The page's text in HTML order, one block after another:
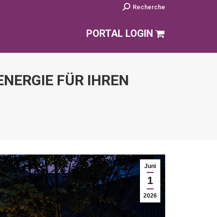
Search:Recherche
PORTAL LOGIN
FÜR IHREN
Juni
1
2026